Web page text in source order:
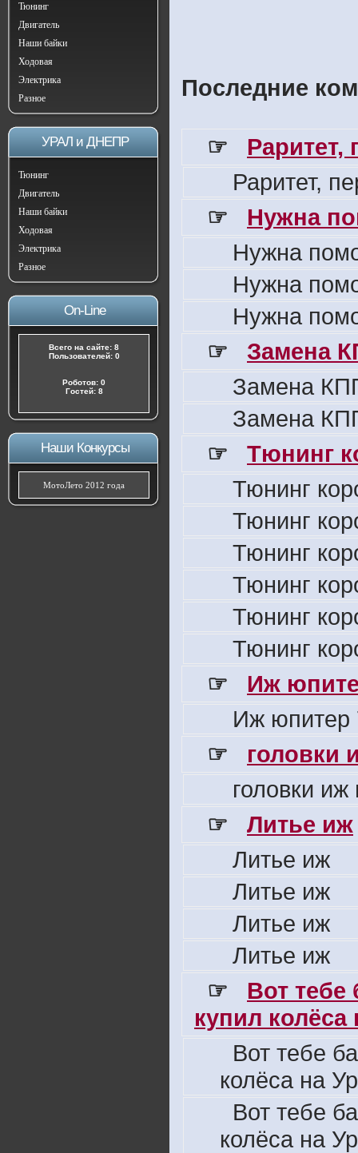
Тюнинг
Двигатель
Наши байки
Ходовая
Электрика
Разное
УРАЛ и ДНЕПР
Тюнинг
Двигатель
Наши байки
Ходовая
Электрика
Разное
On-Line
Всего на сайте: 8
Пользователей: 0
Роботов: 0
Гостей: 8
Наши Конкурсы
МотоЛето 2012 года
Последние
☞
Раритет,
Раритет,
☞
Нужна
Нужна
Нужна
Нужна
☞
Замена
Замена
Замена
☞
Тюнинг
Тюнинг
Тюнинг
Тюнинг
Тюнинг
Тюнинг
Тюнинг
☞
Иж
Иж юпитер
☞
головки
головки
☞
Литье иж
Литье иж
Литье иж
Литье иж
Литье иж
☞
Вот
купил колёса
Вот тебе
колёса на
Вот тебе
колёса на